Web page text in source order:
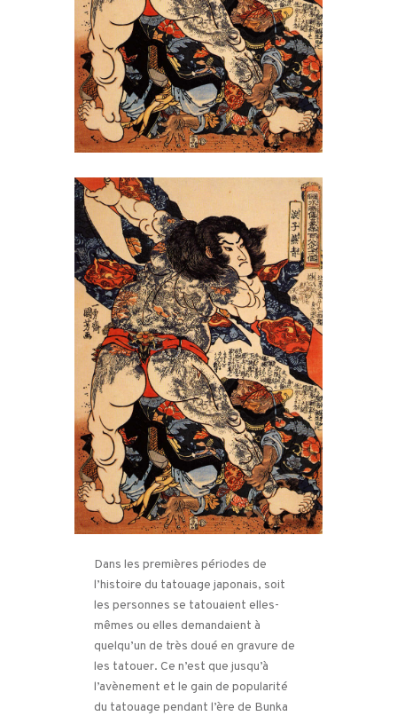
Dans les premières périodes de
l’histoire du tatouage japonais, soit
les personnes se tatouaient elles-
mêmes ou elles demandaient à
quelqu’un de très doué en gravure de
les tatouer. Ce n’est que jusqu’à
l’avènement et le gain de popularité
du tatouage pendant l’ère de Bunka